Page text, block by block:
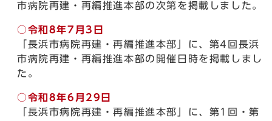
市病院再建・再編推進本部の次第を掲載しました。
○令和8年7月3日
「長浜市病院再建・再編推進本部」に、第4回長浜
市病院再建・再編推進本部の開催日時を掲載しまし
た。
○令和8年6月29日
「長浜市病院再建・再編推進本部」に、第1回・第